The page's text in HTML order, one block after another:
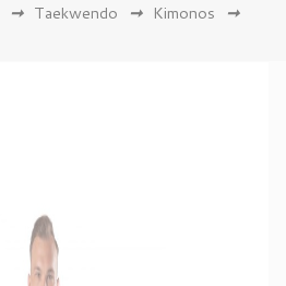
➞ Taekwendo ➞ Kimonos
➞